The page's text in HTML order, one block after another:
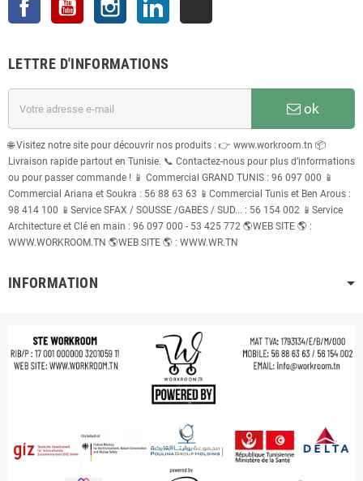
LETTRE D'INFORMATIONS
ok
🌐 Visitez notre site pour découvrir nos produits : 👉 www.workroom.tn 📦
Livraison rapide partout en Tunisie. 📞 Contactez-nous pour plus d’informations
ou pour passer commande ! 📱 Commercial GRAND TUNIS : 96 097 000 📱
Commercial Ariana et Soukra : 56 88 63 63 📱Commercial Tunis et Ben Arous :
98 414 100 📱Service SFAX / SOUSSE /GABES / SUD... : 56 154 002 📱Service
Architecture et Clé en main : 96 097 000 - 53 425 772 🌎WEB SITE 🌎 :
WWW.WORKROOM.TN 🌎WEB SITE 🌎 : WWW.WR.TN
INFORMATION